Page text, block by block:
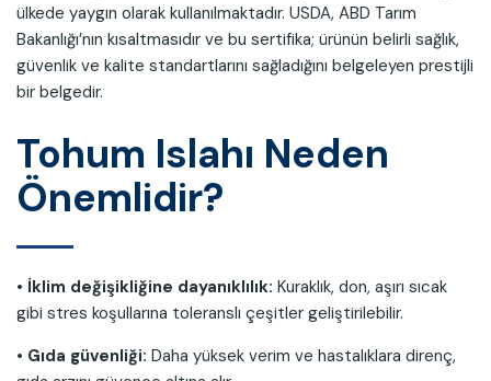
ülkede yaygın olarak kullanılmaktadır. USDA, ABD Tarım
Bakanlığı’nın kısaltmasıdır ve bu sertifika; ürünün belirli sağlık,
güvenlik ve kalite standartlarını sağladığını belgeleyen prestijli
bir belgedir.
Tohum Islahı Neden
Önemlidir?
• İklim değişikliğine dayanıklılık: Kuraklık, don, aşırı sıcak
gibi stres koşullarına toleranslı çeşitler geliştirilebilir.
• Gıda güvenliği: Daha yüksek verim ve hastalıklara direnç,